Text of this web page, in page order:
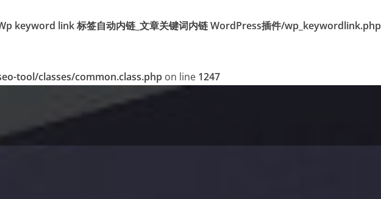
link 标签自动内链_文章关键词内链 WordPress插件/wp_keywordlink.php
tool/classes/common.class.php on line 1247